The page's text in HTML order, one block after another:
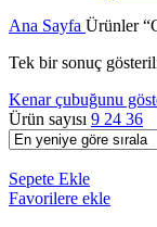
Ana Sayfa Ürünler
Tek bir sonuç
Kenar çubuğunu
Ürün sayısı 9 24 36
Sepete Ekle
Favorilere ekle